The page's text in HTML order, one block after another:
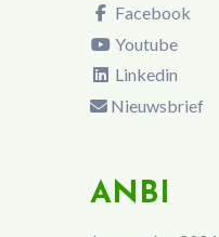
Facebook
Youtube
Linkedin
Nieuwsbrief
ANBI